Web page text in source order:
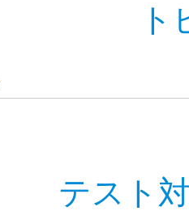
ト
テスト